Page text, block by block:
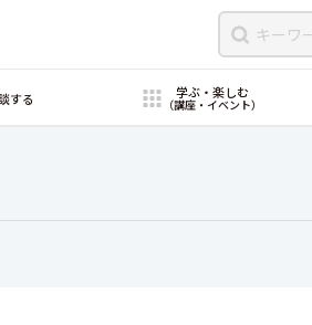
する 学ぶ・楽しむ
（講座・イベント）